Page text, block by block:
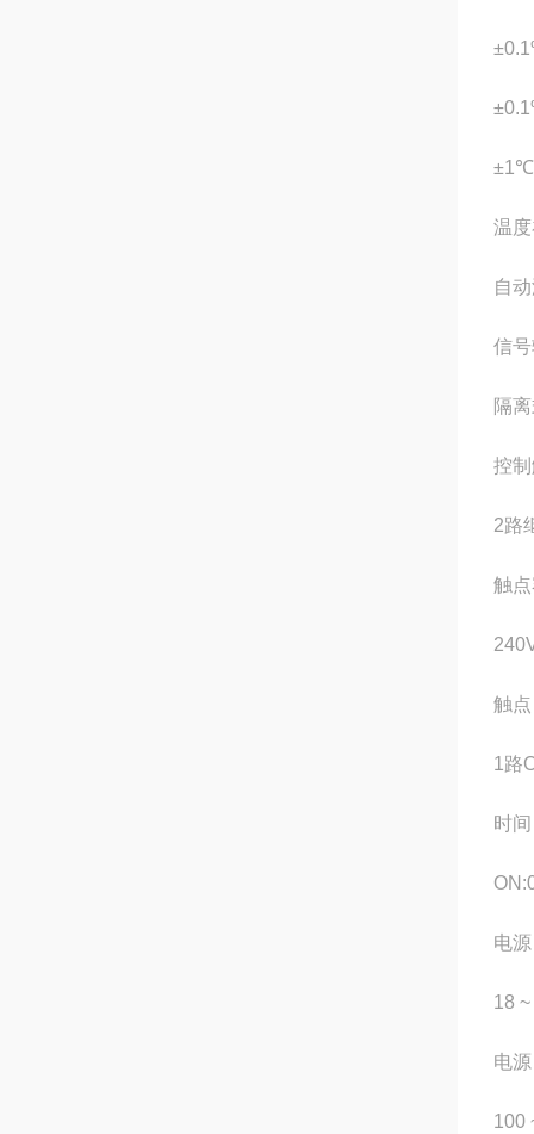
±1℃
温
自
信
隔
控
2路
触
触点
1路
时间
电源
18
电源
100